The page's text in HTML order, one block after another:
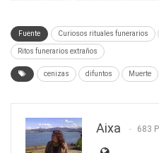
Fuente Curiosos rituales funerarios
Ritos funerarios extraños
cenizas difuntos Muerte
Aixa 683